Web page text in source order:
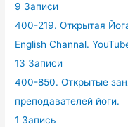
9 Записи
400-219. Открытая
English Channal.
13 Записи
400-850. Открытые
преподавателей йоги.
1 Запись